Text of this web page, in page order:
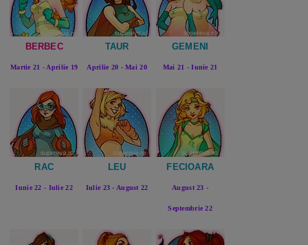
BERBEC
Martie 21 - Aprilie 19
TAUR
Aprilie 20 - Mai 20
GEMENI
Mai 21 - Iunie 21
RAC
Iunie 22 - Iulie 22
LEU
Iulie 23 - August 22
FECIOARA
August 23 -
Septembrie 22